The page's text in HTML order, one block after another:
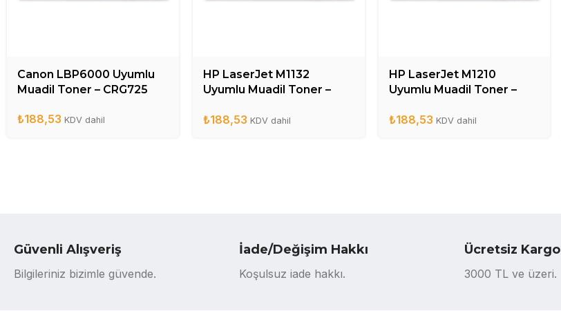
Canon LBP6000 Uyumlu
Muadil Toner – CRG725
₺188,53 KDV dahil
HP LaserJet M1132
Uyumlu Muadil Toner –
₺188,53 KDV dahil
HP LaserJet M1210
Uyumlu Muadil Toner –
₺188,53 KDV dahil
Güvenli Alışveriş
Bilgileriniz bizimle güvende.
İade/Değişim Hakkı
Koşulsuz iade hakkı.
Ücretsiz Kargo
3000 TL ve üzeri.